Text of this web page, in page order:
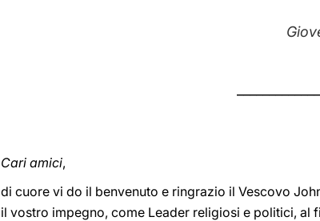
Cari amici,
di cuore vi do il benvenuto e ringrazio il Vescovo
il vostro impegno, come Leader religiosi e politici, al